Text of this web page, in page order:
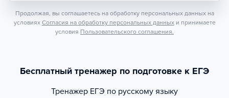
Продолжая, вы соглашаетесь на обработку персональных данных на
условиях Согласия на обработку персональных данных и принимаете
условия Пользовательского соглашения.
Бесплатный тренажер по подготовке к ЕГЭ
Тренажер ЕГЭ по русскому языку